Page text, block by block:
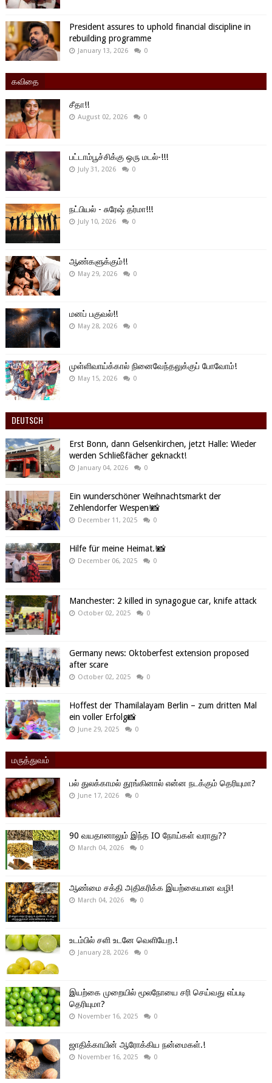
President assures to uphold financial discipline in
rebuilding programme
January 13, 2026 0
கவிதை
சீதா!!
August 02, 2026 0
பட்டாம்பூச்சிக்கு ஒரு மடல்-!!!
July 31, 2026 0
நட்பியல் - சுரேஷ் தர்மா!!!
July 10, 2026 0
ஆண்களுக்கும்!!
May 29, 2026 0
மனப் பகுவல்!!
May 28, 2026 0
முள்ளிவாய்க்கால் நினைவேந்தலுக்குப் போவோம்!
May 15, 2026 0
DEUTSCH
Erst Bonn, dann Gelsenkirchen, jetzt Halle: Wieder
werden Schließfächer geknackt!
January 04, 2026 0
Ein wunderschöner Weihnachtsmarkt der
Zehlendorfer Wespen!📸
December 11, 2025 0
Hilfe für meine Heimat.!📸
December 06, 2025 0
Manchester: 2 killed in synagogue car, knife attack
October 02, 2025 0
Germany news: Oktoberfest extension proposed
after scare
October 02, 2025 0
Hoffest der Thamilalayam Berlin – zum dritten Mal
ein voller Erfolg📸
June 29, 2025 0
மருத்துவம்
பல் துலக்காமல் தூங்கினால் என்ன நடக்கும் தெரியுமா?
June 17, 2026 0
90 வயதானாலும் இந்த IO நோய்கள் வராது??
March 04, 2026 0
ஆண்மை சக்தி அதிகரிக்க இயற்கையான வழி!
March 04, 2026 0
உடம்பில் சளி உடனே வெளியேற.!
January 28, 2026 0
இயற்கை முறையில் மூலநோயை சரி செய்வது எப்படி
தெரியுமா?
November 16, 2025 0
ஜாதிக்காயின் ஆரோக்கிய நன்மைகள்.!
November 16, 2025 0